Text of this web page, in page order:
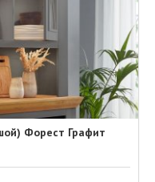
Форест Графит